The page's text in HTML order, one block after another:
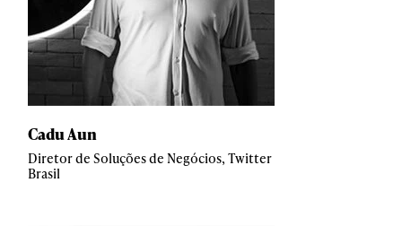
Cadu Aun
Diretor de Soluções de Negócios, Twitter
Brasil